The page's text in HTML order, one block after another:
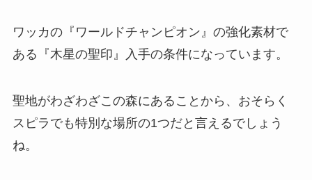
ワッカの『ワールドチャンピオン』の強化素材で
ある『木星の聖印』入手の条件になっています。
聖地がわざわざこの森にあることから、おそらく
スピラでも特別な場所の1つだと言えるでしょう
ね。